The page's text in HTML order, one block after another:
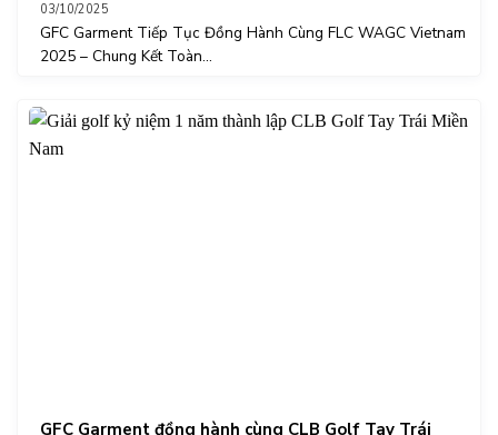
03/10/2025
GFC Garment Tiếp Tục Đồng Hành Cùng FLC WAGC Vietnam
2025 – Chung Kết Toàn...
GFC Garment đồng hành cùng CLB Golf Tay Trái